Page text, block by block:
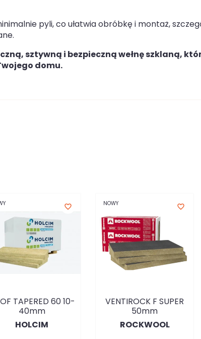
pyli, co ułatwia obróbkę i montaż,
sztywną i bezpieczną wełnę szklaną,
domu.
favorite_border
TAPERED 60 10-
40mm
HOLCIM
NOWY favorite_border
VENTIROCK F SUPER
50mm
ROCKWOOL